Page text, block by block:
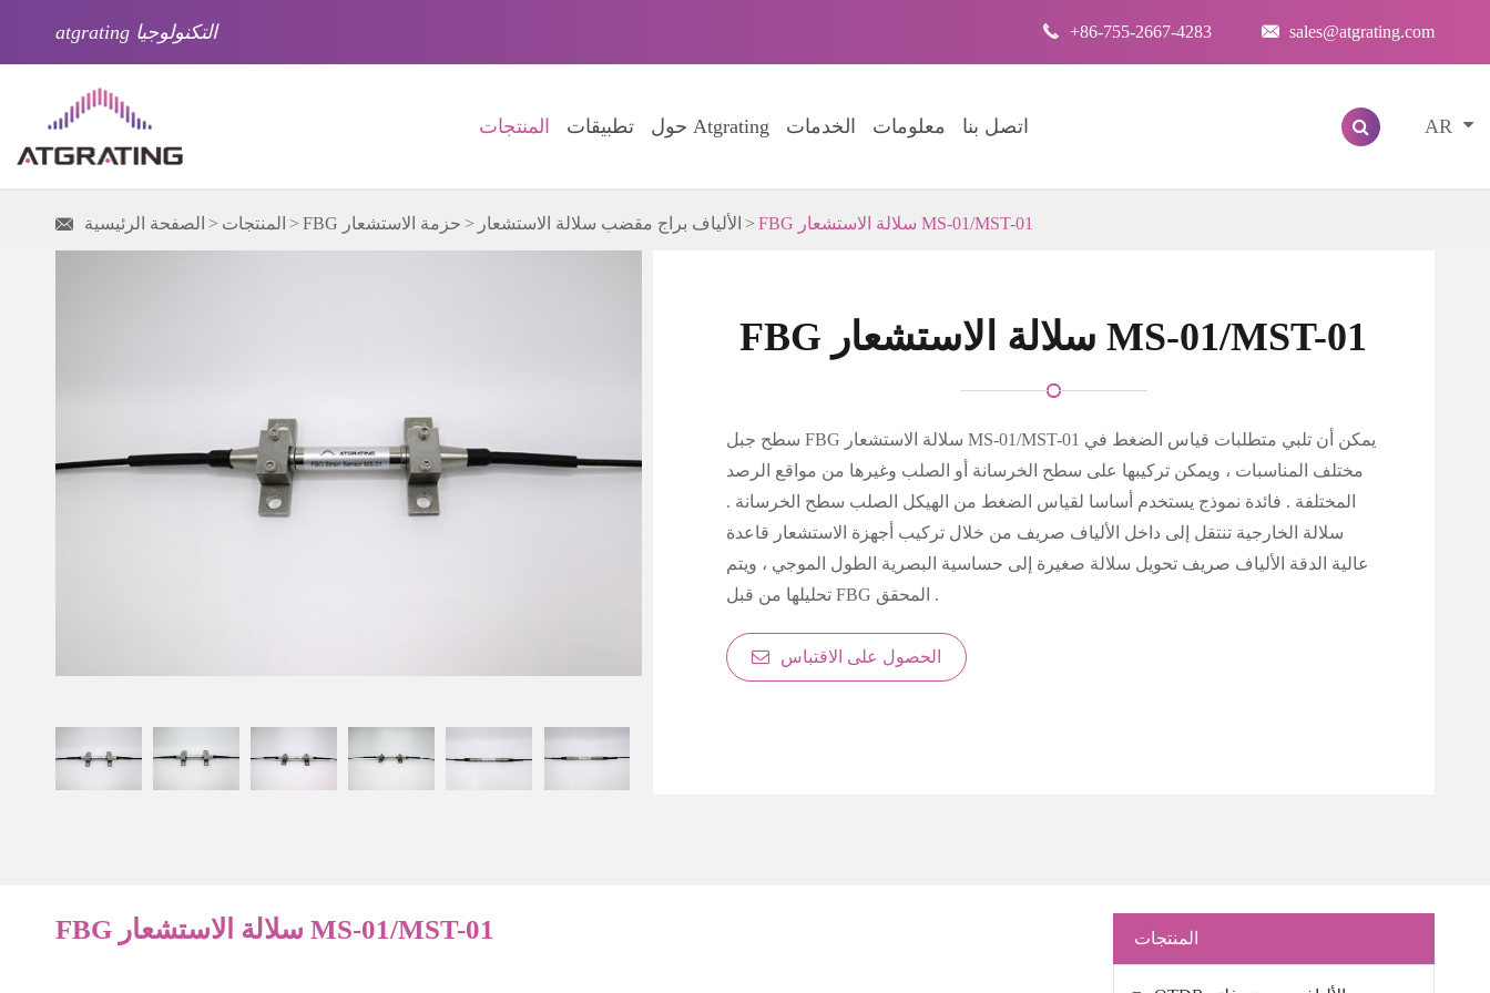
atgrating التكنولوجيا  +86-755-2667-4283  sales@atgrating.com
المنتجات تطبيقات حول Atgrating الخدمات معلومات اتصل بنا AR
 الصفحة الرئيسية المنتجات FBG حزمة الاستشعار الألياف براج مقضب سلالة الاستشعار FBG سلالة الاستشعار MS-01/MST-01
FBG سلالة الاستشعار MS-01/MST-01
سطح جبل FBG سلالة الاستشعار MS-01/MST-01 يمكن أن تلبي متطلبات قياس الضغط في
مختلف المناسبات ، ويمكن تركيبها على سطح الخرسانة أو الصلب وغيرها من مواقع الرصد
المختلفة . فائدة نموذج يستخدم أساسا لقياس الضغط من الهيكل الصلب سطح الخرسانة .
سلالة الخارجية تنتقل إلى داخل الألياف صريف من خلال تركيب أجهزة الاستشعار قاعدة
عالية الدقة الألياف صريف تحويل سلالة صغيرة إلى حساسية البصرية الطول الموجي ، ويتم
تحليلها من قبل FBG المحقق .
الحصول على الاقتباس
FBG سلالة الاستشعار MS-01/MST-01 المنتجات